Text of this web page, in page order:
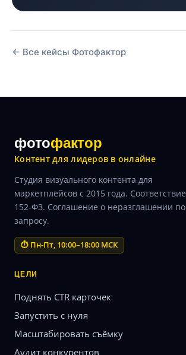
← Все кейсы Фотофактор
фотофактор
Контент для лидеров в онлайне
Студия визуального контента для
маркетплейсов с 2015 года. Соответствие
152-ФЗ. Соглашение о неразглашении по
запросу.
⏱ Пн-Пт, 10:00–18:00 МСК
ЦЕЛИ
Поднять CTR карточек
Запустить с нуля
Масштабировать съёмку
Аудит конкурентов